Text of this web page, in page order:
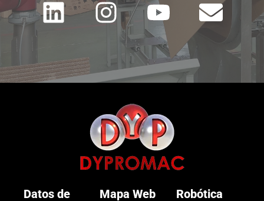
Datos de
Mapa Web Robótica